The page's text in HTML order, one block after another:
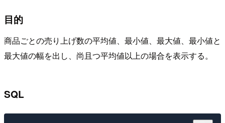
目的
商品ごとの売り上げ数の平均値、最小値、最大値、最小値と
最大値の幅を出し、尚且つ平均値以上の場合を表示する。
SQL